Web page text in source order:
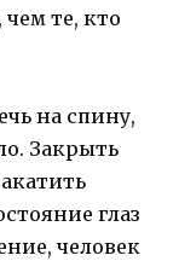
те, кто
на спину,
Закрыть
глаз
человек